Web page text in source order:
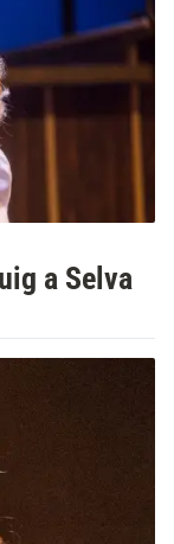
a Selva